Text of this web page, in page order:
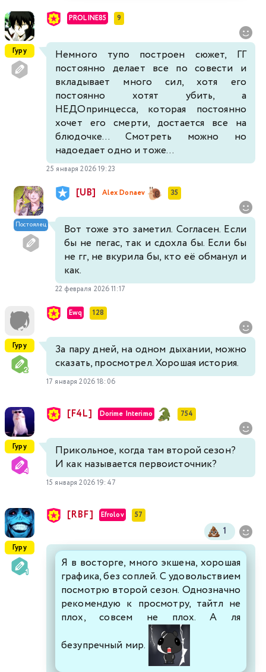
Гуру
PROLINE85 9
Немного тупо построен сюжет, ГГ
постоянно делает все по совести и
вкладывает много сил, хотя его
постоянно хотят убить, а
НЕДОпринцесса, которая постоянно
хочет его смерти, достается все на
блюдочке... Смотреть можно но
надоедает одно и тоже...
25 января 2026 19:23
Постоялец
[UB] Alex Donaev 35
Вот тоже это заметил. Согласен. Если
бы не пегас, так и сдохла бы. Если бы
не гг, не вкурила бы, кто её обманул и
как.
22 февраля 2026 11:17
Гуру
Ewq 128
За пару дней, на одном дыхании, можно
сказать, просмотрел. Хорошая история.
17 января 2026 18:06
Гуру
[F4L] Dorime Interimo 754
Прикольное, когда там второй сезон?
И как называется первоисточник?
15 января 2026 19:47
Гуру
[RBF] Efrolov 57
1
Я в восторге, много экшена, хорошая
графика, без соплей. С удовольствием
посмотрю второй сезон. Однозначно
рекомендую к просмотру, тайтл не
плох, совсем не плох. А ля
безупречный мир.